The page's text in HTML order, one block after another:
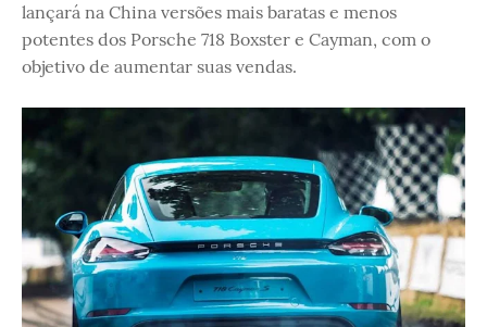
lançará na China versões mais baratas e menos
potentes dos Porsche 718 Boxster e Cayman, com o
objetivo de aumentar suas vendas.